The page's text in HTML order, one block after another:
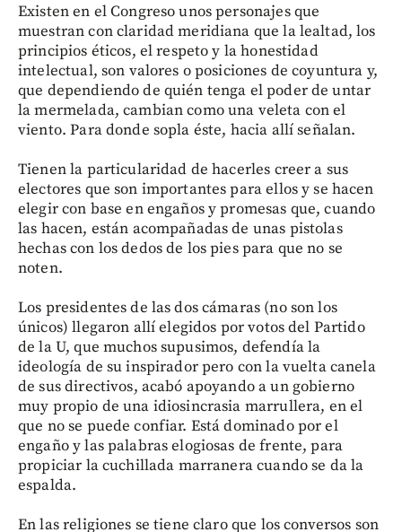
Existen en el Congreso unos personajes que
muestran con claridad meridiana que la lealtad, los
principios éticos, el respeto y la honestidad
intelectual, son valores o posiciones de coyuntura y,
que dependiendo de quién tenga el poder de untar
la mermelada, cambian como una veleta con el
viento. Para donde sopla éste, hacia allí señalan.
Tienen la particularidad de hacerles creer a sus
electores que son importantes para ellos y se hacen
elegir con base en engaños y promesas que, cuando
las hacen, están acompañadas de unas pistolas
hechas con los dedos de los pies para que no se
noten.
Los presidentes de las dos cámaras (no son los
únicos) llegaron allí elegidos por votos del Partido
de la U, que muchos supusimos, defendía la
ideología de su inspirador pero con la vuelta canela
de sus directivos, acabó apoyando a un gobierno
muy propio de una idiosincrasia marrullera, en el
que no se puede confiar. Está dominado por el
engaño y las palabras elogiosas de frente, para
propiciar la cuchillada marranera cuando se da la
espalda.
En las religiones se tiene claro que los conversos son